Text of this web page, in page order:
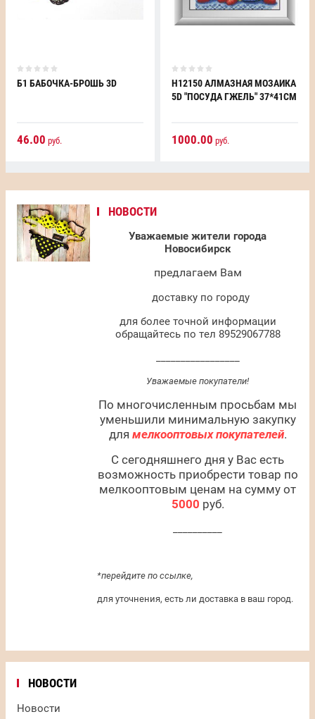
НОВОСТИ
Уважаемые жители города
Новосибирск
предлагаем Вам
доставку по городу
для более точной информации
обращайтесь по тел 89529067788
Уважаемые покупатели!
По многочисленным просьбам мы
уменьшили минимальную закупку
для мелкооптовых покупателей.
С сегодняшнего дня у Вас есть
возможность приобрести товар по
мелкооптовым ценам на сумму от
5000 руб.
*перейдите по ссылке,
для уточнения, есть ли доставка в ваш город.
НОВОСТИ
Новости
Б1 БАБОЧКА-БРОШЬ 3D
46.00 руб.
H12150 АЛМАЗНАЯ МОЗАИКА
5D "ПОСУДА ГЖЕЛЬ" 37*41СМ
1000.00 руб.